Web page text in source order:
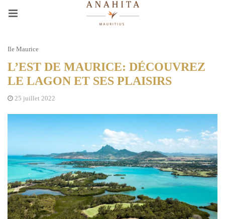
Ile Maurice
L’EST DE MAURICE: DÉCOUVREZ
LE LAGON ET SES PLAISIRS​
25 juillet 2022